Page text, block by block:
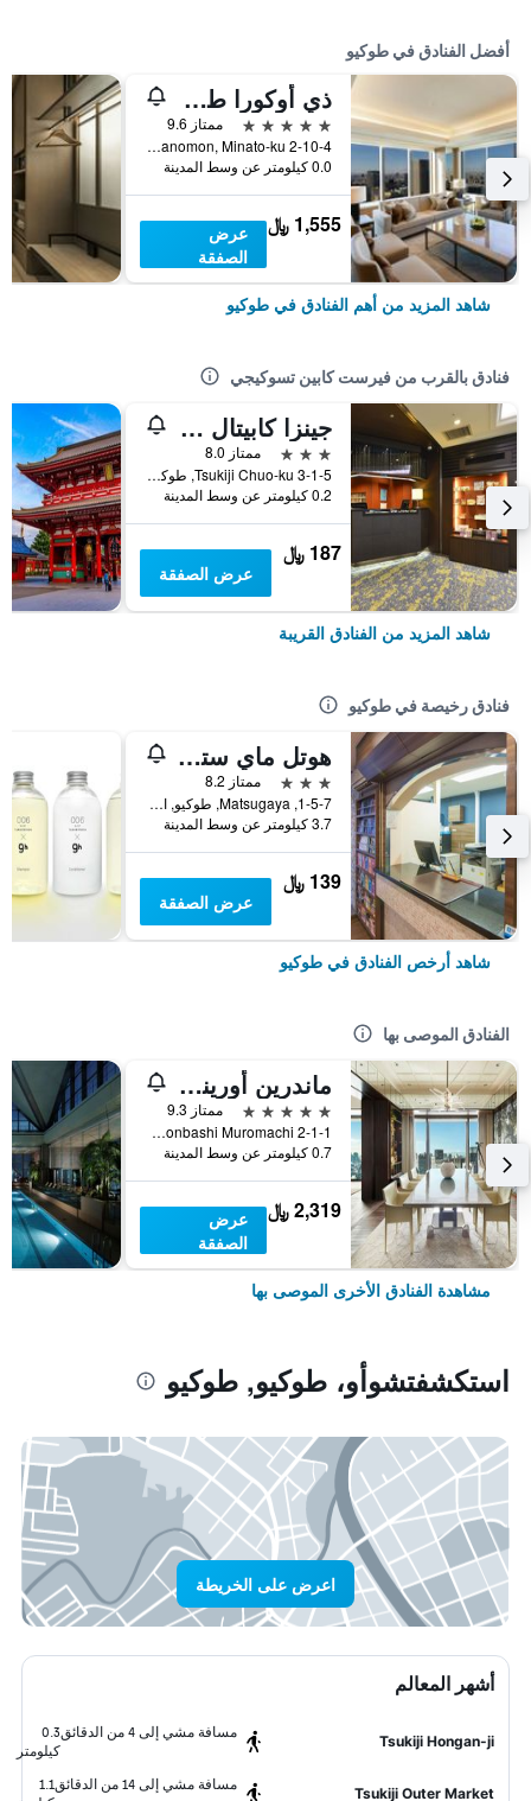
أفضل الفنادق في طوكيو
ذي أوكورا طوكيو
5 نجوم
ممتاز 9.6
2-10-4 Toranomon, Minato-ku, طوكيو, اليابان
0.0 كيلومتر عن وسط المدينة
1,555 ﷼
عرض
الصفقة
شاهد المزيد من أهم الفنادق في طوكيو
فنادق بالقرب من فيرست كابين تسوكيجي
جينزا كابيتال هوتل أكاني
3 نجوم
ممتاز 8.0
3-1-5 Tsukiji Chuo-ku, طوكيو, اليابان
0.2 كيلومتر عن وسط المدينة
187 ﷼
عرض الصفقة
شاهد المزيد من الفنادق القريبة
فنادق رخيصة في طوكيو
هوتل ماي ستايز أوينو إناريتشو
3 نجوم
ممتاز 8.2
1-5-7, Matsugaya, طوكيو, اليابان
3.7 كيلومتر عن وسط المدينة
139 ﷼
عرض الصفقة
شاهد أرخص الفنادق في طوكيو
الفنادق الموصى بها
ماندرين أورينتال، طوكيو
5 نجوم
ممتاز 9.3
2-1-1 Nihonbashi Muromachi, طوكيو, اليابان
0.7 كيلومتر عن وسط المدينة
2,319 ﷼
عرض
الصفقة
مشاهدة الفنادق الأخرى الموصى بها
استكشفتشوأو، طوكيو, طوكيو
اعرض على الخريطة
أشهر المعالم
Tsukiji Hongan-ji
مسافة مشي إلى 4 من الدقائق
0.3
كيلومتر
Tsukiji Outer Market
مسافة مشي إلى 14 من الدقائق
1.1